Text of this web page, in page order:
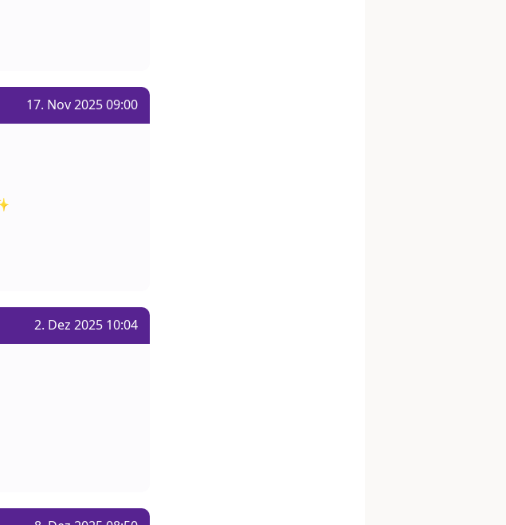
17. Nov 2025 09:00
2. Dez 2025 10:04